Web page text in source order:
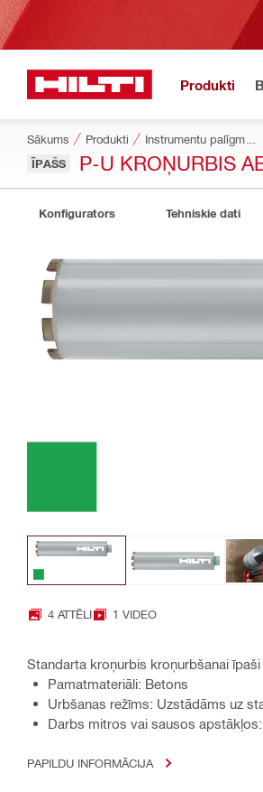
Produkti
Sākums Produkti
ĪPAŠS P-U KROŅURBIS
Konfigurators Tehniskie dati
4 ATTĒLI 1 VIDEO
Standarta kroņurbis kroņurbšanai
Pamatmateriāli: Betons
Urbšanas režīms: Uzstādāms uz
Darbs mitros vai sausos
PAPILDU INFORMĀCIJA